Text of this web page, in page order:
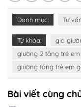
Danh mục: Tư
Từ khóa: giá
giường 2 tầng trẻ em
giường tầng trẻ em
Bài viết cùng